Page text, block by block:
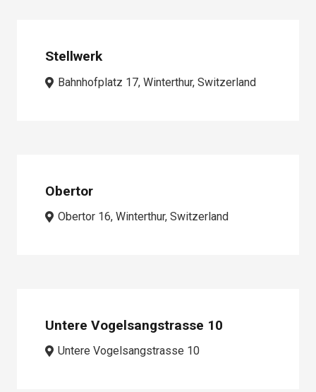
Stellwerk
Bahnhofplatz 17, Winterthur, Switzerland
Obertor
Obertor 16, Winterthur, Switzerland
Untere Vogelsangstrasse 10
Untere Vogelsangstrasse 10